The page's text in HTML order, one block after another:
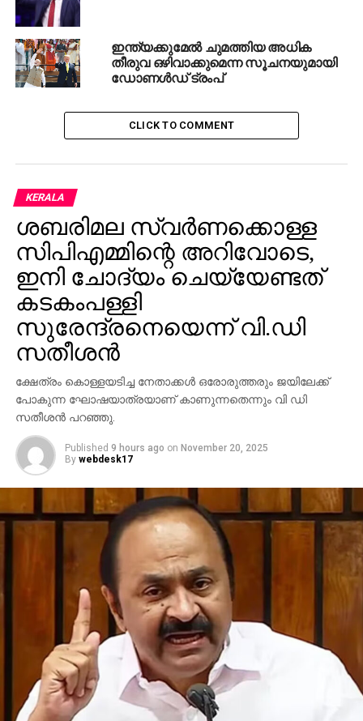
Watch Video:
RELATED TOPICS:
UP NEXT
ഇലക്ഷന്‍ കമ്മീഷന്‍ ബി.ജെ.പി യുടെ ചട്ടുകമായി
മാറി
DON'T MISS
താജ്മഹല്‍: രാജ്യത്തെ വര്‍ഗ്ഗീയമായി
വിഭജിക്കാനുള്ള സംഘ്പരിവാറിന്റെ ശ്രമമെന്ന്
തോമസ് ഐസക്
ഇന്ത്യക്കുമേല്‍ ചുമത്തിയ അധിക
തീരുവ ഒഴിവാക്കുമെന്ന സൂചനയുമായി
ഡോണള്‍ഡ് ട്രംപ്
CLICK TO COMMENT
KERALA
ശബരിമല സ്വര്‍ണക്കൊള്ള
സിപിഎമ്മിന്റെ അറിവോടെ,
ഇനി ചോദ്യം ചെയ്യേണ്ടത്
കടകംപള്ളി
സുരേന്ദ്രനെയെന്ന് വി.ഡി
സതീശന്‍
ക്ഷേത്രം കൊള്ളയടിച്ച നേതാക്കള്‍ ഒരോരുത്തരും ജയിലേക്ക്
പോകുന്ന ഘോഷയാത്രയാണ് കാണുന്നതെന്നും വി ഡി
സതീശന്‍ പറഞ്ഞു.
Published 9 hours ago on November 20, 2025
By webdesk17